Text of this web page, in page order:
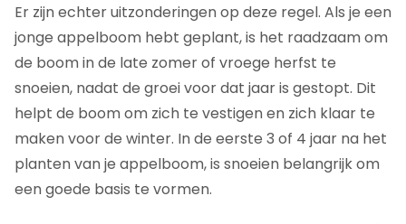
Er zijn echter uitzonderingen op deze regel. Als je een
jonge appelboom hebt geplant, is het raadzaam om
de boom in de late zomer of vroege herfst te
snoeien, nadat de groei voor dat jaar is gestopt. Dit
helpt de boom om zich te vestigen en zich klaar te
maken voor de winter. In de eerste 3 of 4 jaar na het
planten van je appelboom, is snoeien belangrijk om
een goede basis te vormen.